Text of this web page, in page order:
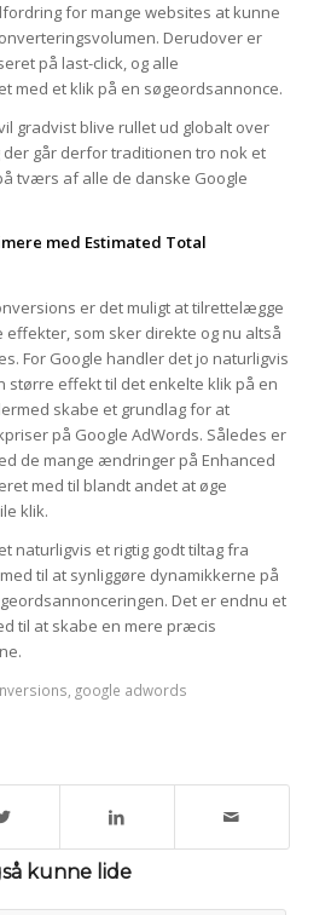
for mange websites at kunne
Derudover er
på last-click, og alle
med et klik på en søgeordsannonce.
gradvist blive rullet ud globalt over
der går derfor traditionen tro nok et
tværs af alle de danske Google
med Estimated Total
er det muligt at tilrettelægge
som sker direkte og nu altså
For Google handler det jo naturligvis
større effekt til det enkelte klik på en
skabe et grundlag for at
på Google AdWords. Således er
de mange ændringer på Enhanced
med til blandt andet at øge
klik.
naturligvis et rigtig godt tiltag fra
til at synliggøre dynamikkerne på
Det er endnu et
til at skabe en mere præcis
google adwords
kunne lide